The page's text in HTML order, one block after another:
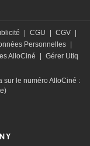
CGU CGV
Personnelles
AlloCiné
Gérer Utiq
sur le numéro AlloCiné :